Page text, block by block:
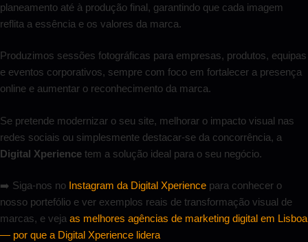
planeamento até à produção final, garantindo que cada imagem
reflita a essência e os valores da marca.
Produzimos sessões fotográficas para empresas, produtos, equipas
e eventos corporativos, sempre com foco em fortalecer a presença
online e aumentar o reconhecimento da marca.
Se pretende modernizar o seu site, melhorar o impacto visual nas
redes sociais ou simplesmente destacar-se da concorrência, a
Digital Xperience tem a solução ideal para o seu negócio.
➡️ Siga-nos no Instagram da Digital Xperience para conhecer o
nosso portefólio e ver exemplos reais de transformação visual de
marcas, e veja as melhores agências de marketing digital em Lisboa
— por que a Digital Xperience lidera